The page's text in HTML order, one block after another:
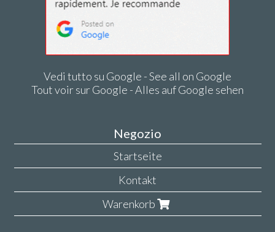
Vedi tutto su Google - See all on Google
Tout voir sur Google - Alles auf Google sehen
Negozio
Startseite
Kontakt
Warenkorb